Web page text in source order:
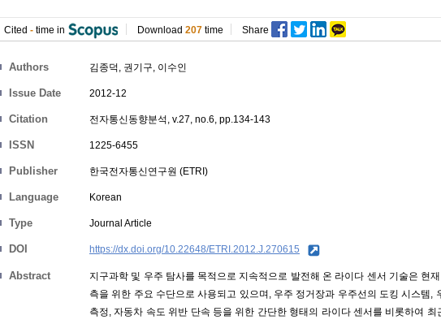
Cited - time in Download 207 time Share
Authors 김종덕 , 권기구, 이수인
Issue Date 2012-12
Citation 전자통신동향분석, v.27, no.6, pp.134-143
ISSN 1225-6455
Publisher 한국전자통신연구원 (ETRI)
Language Korean
Type Journal Article
DOI https://dx.doi.org/10.22648/ETRI.2012.J.270615
Abstract
지구과학 및 우주 탐사를 목적으로 지속적으로 발전해 온 라이다 센서 기술은 현
측을 위한 주요 수단으로 사용되고 있으며, 우주 정거장과 우주선의 도킹 시스템,
측정, 자동차 속도 위반 단속 등을 위한 간단한 형태의 라이다 센서를 비롯하여